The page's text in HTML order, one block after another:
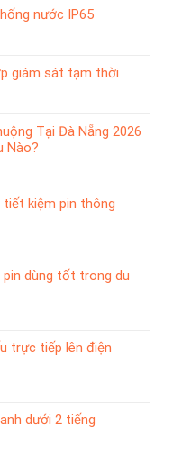
nước IP65
giám sát tạm thời
Tại Đà Nẵng 2026
Nào?
kiệm pin thông
pin dùng tốt trong du
trực tiếp lên điện
dưới 2 tiếng